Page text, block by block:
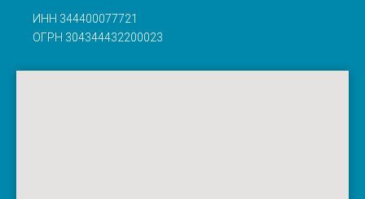
ИНН 344400077721
ОГРН 304344432200023